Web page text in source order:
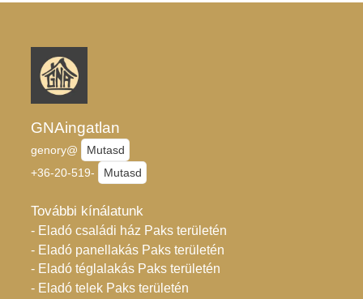
GNAingatlan
genory@
Mutasd
+36-20-519-
Mutasd
További kínálatunk
- Eladó családi ház Paks területén
- Eladó panellakás Paks területén
- Eladó téglalakás Paks területén
- Eladó telek Paks területén